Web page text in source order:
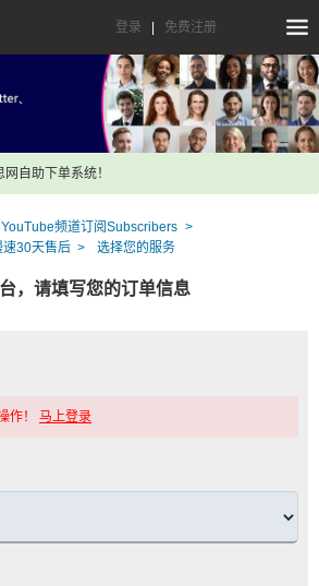
登录 免费注册
自助下单系统！
YouTube频道订阅Subscribers
30天售后
选择您的服务
，请填写您的订单信息
作！ 马上登录